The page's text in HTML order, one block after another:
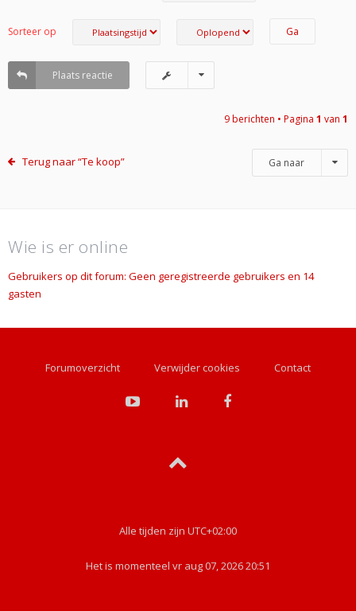
Sorteer op
Plaats reactie
9 berichten • Pagina 1 van 1
Terug naar “Te koop” Ga naar
Wie is er online
Gebruikers op dit forum: Geen geregistreerde gebruikers en 14
gasten
Forumoverzicht Verwijder cookies Contact
Alle tijden zijn UTC+02:00
Het is momenteel vr aug 07, 2026 20:51